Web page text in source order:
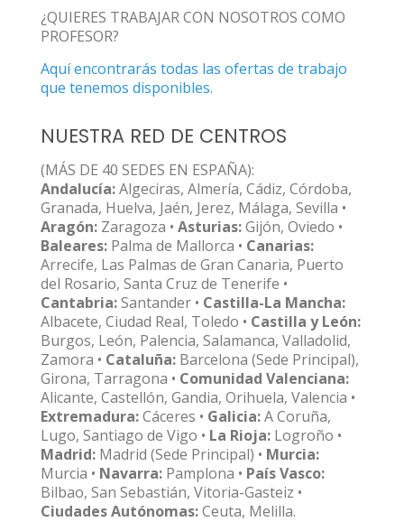
¿QUIERES TRABAJAR CON NOSOTROS COMO
PROFESOR?
Aquí encontrarás todas las ofertas de trabajo
que tenemos disponibles.
NUESTRA RED DE CENTROS
(MÁS DE 40 SEDES EN ESPAÑA):
Andalucía:Algeciras, Almería, Cádiz, Córdoba,
Granada, Huelva, Jaén, Jerez, Málaga, Sevilla •
Aragón: Zaragoza • Asturias:Gijón, Oviedo •
Baleares: Palma de Mallorca • Canarias:
Arrecife, Las Palmas de Gran Canaria, Puerto
del Rosario, Santa Cruz de Tenerife •
Cantabria:Santander • Castilla-La Mancha:
Albacete, Ciudad Real, Toledo • Castilla y León:
Burgos, León, Palencia, Salamanca, Valladolid,
Zamora • Cataluña: Barcelona (Sede Principal),
Girona, Tarragona • Comunidad Valenciana:
Alicante, Castellón, Gandia, Orihuela, Valencia •
Extremadura:Cáceres • Galicia:A Coruña,
Lugo, Santiago de Vigo • La Rioja: Logroño •
Madrid: Madrid (Sede Principal) • Murcia:
Murcia • Navarra: Pamplona • País Vasco:
Bilbao, San Sebastián, Vitoria-Gasteiz •
Ciudades Autónomas:Ceuta, Melilla.